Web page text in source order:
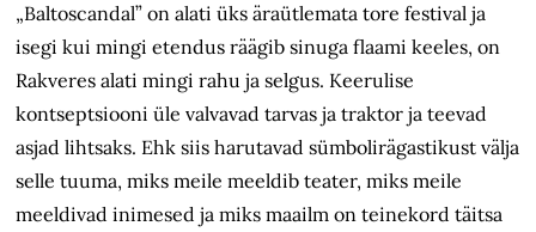
„Baltoscandal” on alati üks äraütlemata tore festival ja
isegi kui mingi etendus räägib sinuga flaami keeles, on
Rakveres alati mingi rahu ja selgus. Keerulise
kontseptsiooni üle valvavad tarvas ja traktor ja teevad
asjad lihtsaks. Ehk siis harutavad sümbolirägastikust välja
selle tuuma, miks meile meeldib teater, miks meile
meeldivad inimesed ja miks maailm on teinekord täitsa